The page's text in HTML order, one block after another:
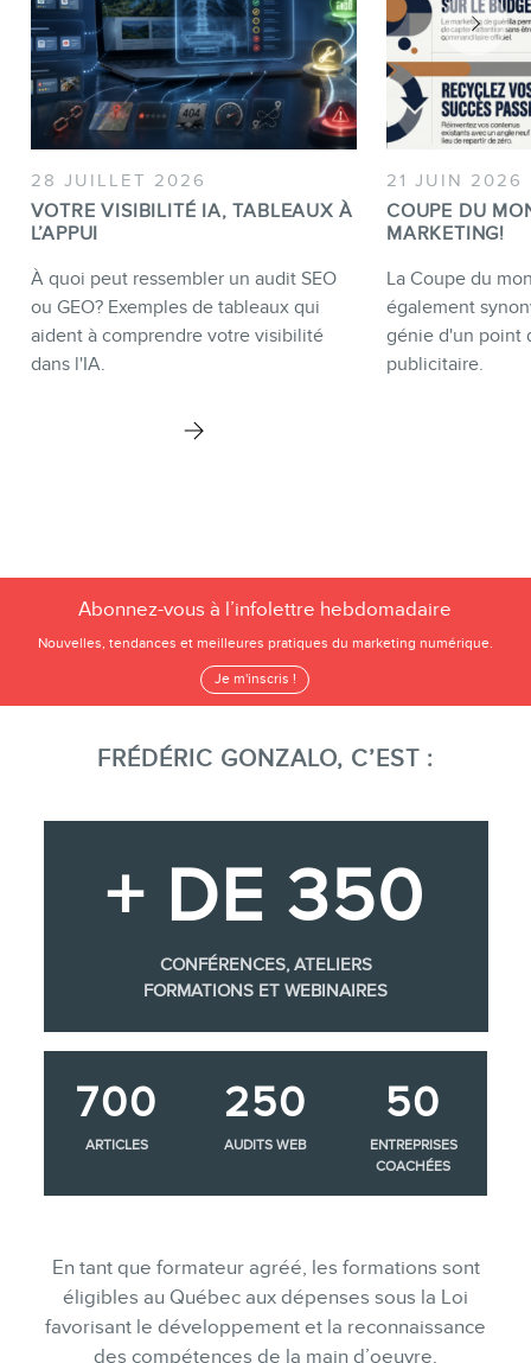
28 JUILLET 2026
VOTRE VISIBILITÉ IA, TABLEAUX À
L’APPUI
À quoi peut ressembler un audit SEO
ou GEO? Exemples de tableaux qui
aident à comprendre votre visibilité
dans l'IA.
21 JUIN 2026
COUPE DU
MARKETING!
La Coupe du
également
génie d'un point
publicitaire.
Abonnez-vous à l’infolettre hebdomadaire
Nouvelles, tendances et meilleures pratiques du marketing numérique.
Je m'inscris !
FRÉDÉRIC GONZALO, C’EST :
+ DE 350
CONFÉRENCES, ATELIERS
FORMATIONS ET WEBINAIRES
700
ARTICLES
250
AUDITS WEB
50
ENTREPRISES
COACHÉES
En tant que formateur agréé, les formations sont
éligibles au Québec aux dépenses sous la Loi
favorisant le développement et la reconnaissance
des compétences de la main d’oeuvre.